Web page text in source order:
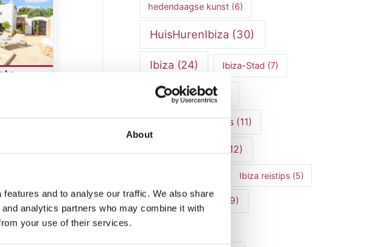
About
and to analyse our traffic. We also share
analytics partners who may combine it with
your use of their services.
hedendaagse kunst(6)
HuisHurenIbiza (30)
Ibiza (24) Ibiza-Stad (7)
Ibiza cultuur(15)
Ibiza Geschiedenis (11)
(12)
Ibiza reistips(5)
Ibiza restaurants (9)